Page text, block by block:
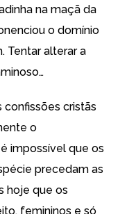
na maçã da
o domínio
Tentar alterar a
confissões cristãs
o
impossível que os
precedam as
hoje que os
femininos e só